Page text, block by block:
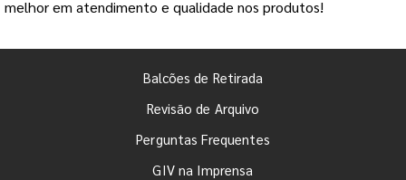
melhor em atendimento e qualidade nos produtos!
Balcões de Retirada
Revisão de Arquivo
Perguntas Frequentes
GIV na Imprensa